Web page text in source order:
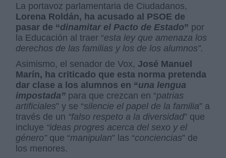
La portavoz parlamentaria de Ciudadanos,
Lorena Roldán, ha acusado al PSOE de
pasar de “dinamitar el Pacto de Estado” por
la Educación al traer “esta ley que amenaza los
derechos de las familias y los de los alumnos”.
Asimismo, el senador de Vox, José Manuel
Marín, ha criticado que esta norma pretenda
dar clase a los alumnos en “una lengua
impostada” para que crezcan en “patrias
artificiales” y se “silencie el papel de la familia” a
través de un “falso respeto a la diversidad” que
incluye “ideas progres acerca del sexo y el
género”que “manipulan” las “conciencias” de
los menores.